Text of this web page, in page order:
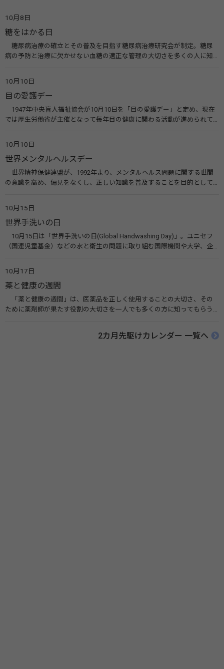
10月8日
糖をはかる日
糖尿病治療の確立とその普及を目指す糖尿病治療研究会が制定。糖尿
病の予防と治療に欠かせない血糖の適正な管理の大切さを多くの人に知
療研究会） 糖尿病ネットワーク
10月10日
目の愛護デー
1947年中央盲人福祉協会が10月10日を「目の愛護デー」と定め、現在
では厚生労働省が主催となって毎年目の健康に関わる活動が進められて
会）
10月10日
世界メンタルヘルスデー
世界精神保健連盟が、1992年より、メンタルヘルス問題に関する世間
の意識を高め、偏見をなくし、正しい知識を普及することを目的として、
す。 関連リンク 世界メンタルヘルスデー（厚生労働省） 働く人のメンタ
ルヘルス・ポータルサイト「こころの耳」（厚生労働省）
10月15日
世界手洗いの日
10月15日は「世界手洗いの日(Global Handwashing Day)」。ユニセフ
（国連児童基金）などの水と衛生の問題に取り組む国際機関や大学、企
10月17日
薬と健康の週間
「薬と健康の週間」は、医薬品を正しく使用することの大切さ、その
ために薬剤師が果たす役割の大切さを一人でも多くの方に知ってもらう
伝えたい！薬との付き合い方」（保健指導リソースガイド）
2カ月先駆けカレンダー 一覧へ